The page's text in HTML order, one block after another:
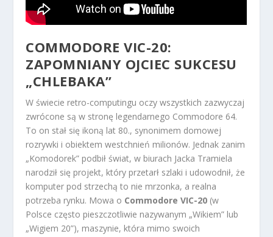
COMMODORE VIC-20:
ZAPOMNIANY OJCIEC SUKCESU
„CHLEBAKA”
W świecie retro-computingu oczy wszystkich zazwyczaj
zwrócone są w stronę legendarnego Commodore 64.
To on stał się ikoną lat 80., synonimem domowej
rozrywki i obiektem westchnień milionów. Jednak zanim
„Komodorek” podbił świat, w biurach Jacka Tramiela
narodził się projekt, który przetarł szlaki i udowodnił, że
komputer pod strzechą to nie mrzonka, a realna
potrzeba rynku. Mowa o Commodore VIC-20 (w
Polsce często pieszczotliwie nazywanym „Wikiem” lub
„Wigiem 20”), maszynie, która mimo swoich